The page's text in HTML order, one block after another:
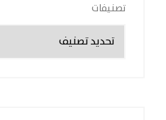
تصنيفات